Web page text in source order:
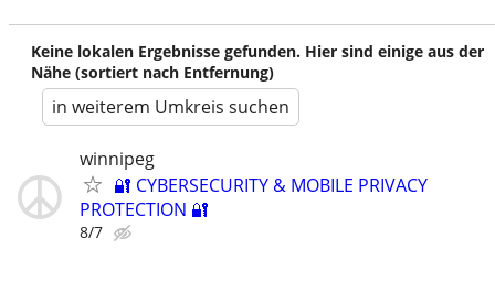
Keine lokalen Ergebnisse gefunden. Hier sind einige aus der
Nähe (sortiert nach Entfernung)
in weiterem Umkreis suchen
winnipeg
🔐 CYBERSECURITY & MOBILE PRIVACY
PROTECTION 🔐
8/7